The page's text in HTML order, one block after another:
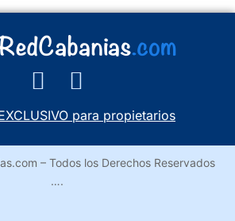
para propietarios
– Todos los Derechos Reservados
….